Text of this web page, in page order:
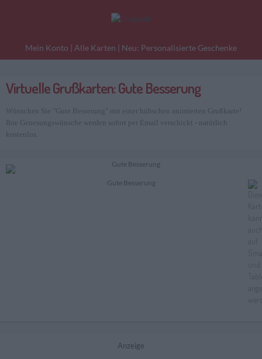
Mein Konto | Alle Karten | Neu: Personalisierte Geschenke
Liebesgrüße Danke
Virtuelle Grußkarten: Gute Besserung
Wünschen Sie "Gute Besserung" mit einer hübschen animierten Grußkarte!
Ihre Genesungswünsche werden sofort per Email verschickt - natürlich
kostenlos.
Gute Besserung
Anzeige